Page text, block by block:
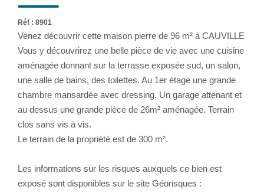
Réf : 8901
Venez découvrir cette maison pierre de 96 m² à CAUVILLE
Vous y découvrirez une belle pièce de vie avec une cuisine
aménagée donnant sur la terrasse exposée sud, un salon,
une salle de bains, des toilettes. Au 1er étage une grande
chambre mansardée avec dressing. Un garage attenant et
au dessus une grande pièce de 26m² aménagée. Terrain
clos sans vis à vis.
Le terrain de la propriété est de 300 m².
Les informations sur les risques auxquels ce bien est
exposé sont disponibles sur le site Géorisques :